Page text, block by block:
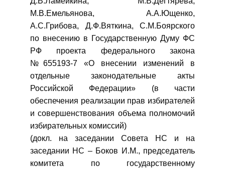
М.В.Емельянова, А.А.Ющенко,
А.С.Грибова, Д.Ф.Вяткина, С.М.Боярского
по внесению в Государственную Думу ФС
РФ проекта федерального закона
№655193-7 «О внесении изменений в
отдельные законодательные акты
Российской Федерации» (в части
обеспечения реализации прав избирателей
и совершенствования объема полномочий
избирательных комиссий)
(докл. на заседании Совета НС и на
заседании НС – Боков И.М., председатель
комитета по государственному